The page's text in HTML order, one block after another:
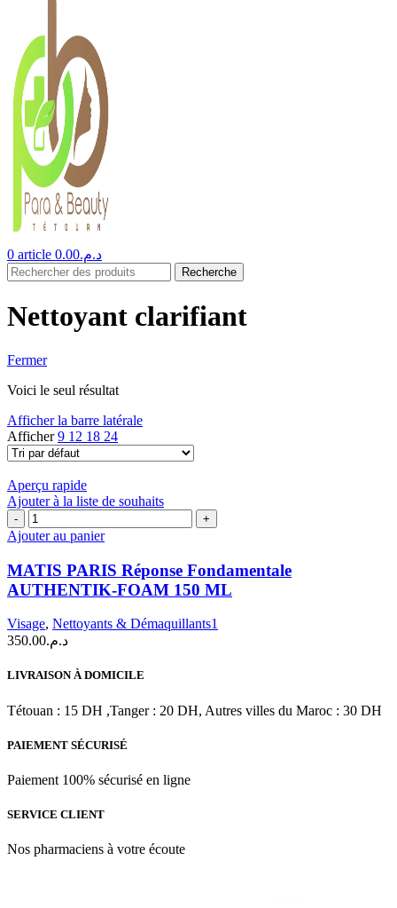
0 article د.م.0.00
Recherche
Nettoyant clarifiant
Fermer
Voici le seul résultat
Afficher la barre latérale
Afficher9 12 18 24
Aperçu rapide
Ajouter à la liste de souhaits
quantité
de
PARIS
Réponse
Fondamentale
FOAM
150
Ajouter au panier
MATIS PARIS Réponse Fondamentale
AUTHENTIK-FOAM 150 ML
Visage, Nettoyants & Démaquillants1
د.م.350.00
LIVRAISON À DOMICILE
Tétouan : 15 DH ,Tanger : 20 DH, Autres villes du Maroc : 30 DH
PAIEMENT SÉCURISÉ
Paiement 100% sécurisé en ligne
SERVICE CLIENT
Nos pharmaciens à votre écoute